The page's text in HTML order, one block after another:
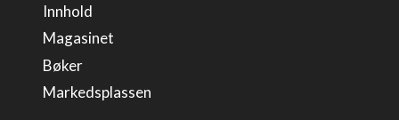
Innhold
Magasinet
Bøker
Markedsplassen